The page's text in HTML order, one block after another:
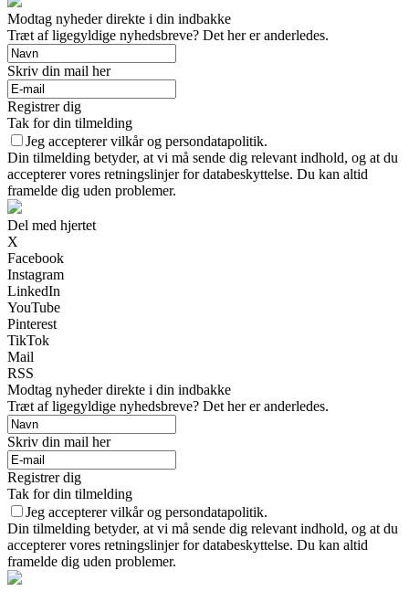
Modtag nyheder direkte i din indbakke
Træt af ligegyldige nyhedsbreve? Det her er anderledes.
Skriv din mail her
Registrer dig
Tak for din tilmelding
Jeg accepterer vilkår og persondatapolitik.
Din tilmelding betyder, at vi må sende dig relevant indhold, og at du
accepterer vores retningslinjer for databeskyttelse. Du kan altid
framelde dig uden problemer.
Del med hjertet
X
Facebook
Instagram
LinkedIn
YouTube
Pinterest
TikTok
Mail
RSS
Modtag nyheder direkte i din indbakke
Træt af ligegyldige nyhedsbreve? Det her er anderledes.
Skriv din mail her
Registrer dig
Tak for din tilmelding
Jeg accepterer vilkår og persondatapolitik.
Din tilmelding betyder, at vi må sende dig relevant indhold, og at du
accepterer vores retningslinjer for databeskyttelse. Du kan altid
framelde dig uden problemer.